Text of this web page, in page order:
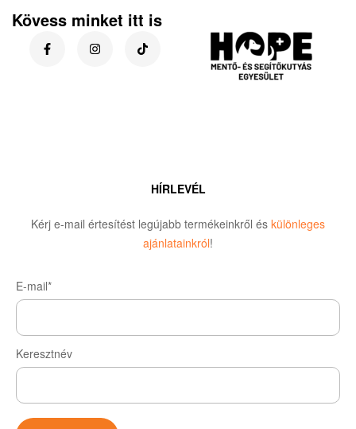
Kövess minket itt is
HÍRLEVÉL
Kérj e-mail értesítést legújabb termékeinkről és különleges
ajánlatainkról!
E-mail*
Keresztnév